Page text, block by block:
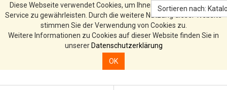
Diese Webseite verwendet Cookies, um Ihnen den bestmöglichen
Service zu gewährleisten. Durch die weitere Nutzung dieser Website
stimmen Sie der Verwendung von Cookies zu.
Weitere Informationen zu Cookies auf dieser Website finden Sie in
unserer Datenschutzerklärung
OK
Sortieren nach: